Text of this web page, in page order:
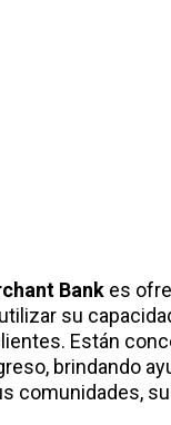
Bank es
su
Están
brindando
comunidades,